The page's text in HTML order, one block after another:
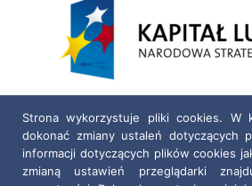
Strona wykorzystuje pliki cookies. W
dokonać zmiany ustaleń dotyczących
informacji dotyczących plików cookies
zmianą ustawień przeglądarki